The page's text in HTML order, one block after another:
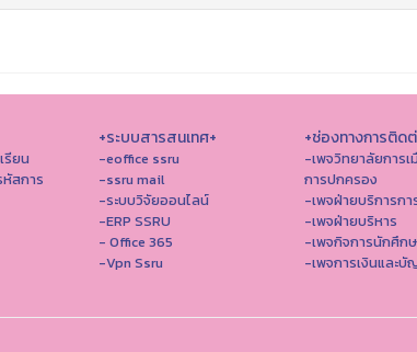
รียน
สการ
+ระบบสารสนเทศ+
-eoffice ssru
-ssru mail
-ระบบวิจัยออนไลน์
-ERP SSRU
- Office 365
-Vpn Ssru
+ช่องทางการติด
-เพจวิทยาลัยการเ
การปกครอง
-เพจฝ่ายบริการกา
-เพจฝ่ายบริหาร
-เพจกิจการนักศึก
-เพจการเงินและบั